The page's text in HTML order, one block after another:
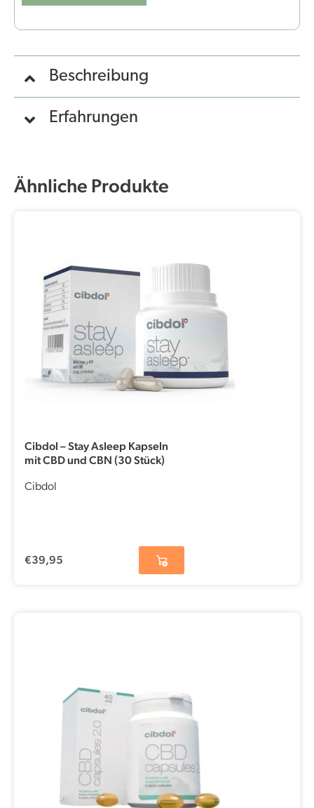
Beschreibung
Erfahrungen
Ähnliche Produkte
Cibdol – Stay Asleep Kapseln
mit CBD und CBN (30 Stück)
Cibdol
€39,95